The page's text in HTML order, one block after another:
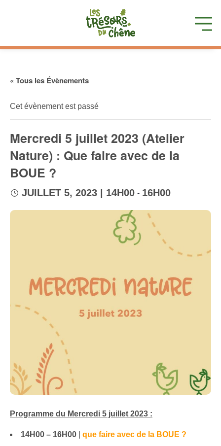
« Tous les Évènements
Cet évènement est passé
Mercredi 5 juillet 2023 (Atelier
Nature) : Que faire avec de la
BOUE ?
JUILLET 5, 2023 | 14H00 - 16H00
Programme du Mercredi 5 juillet 2023 :
14H00 – 16H00 que faire avec de la BOUE ?